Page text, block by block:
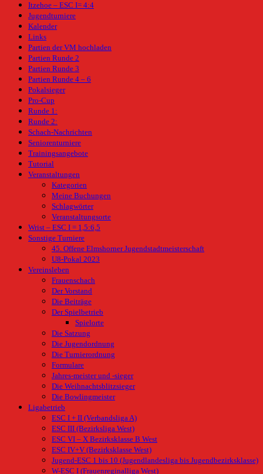
Itzehoe – ESC I= 4:4
Jugendturniere
Kalender
Links
Partien der VM hochladen
Partien Runde 2
Partien Runde 3
Partien Runde 4 – 6
Pokalsieger
Pro-Cup
Runde 1:
Runde 2:
Schach-Nachrichten
Seniorenturniere
Trainingsangebote
Tutorial
Veranstaltungen
Kategorien
Meine Buchungen
Schlagwörter
Veranstaltungsorte
Wrist – ESC I = 1,5:6,5
Sonstige Turniere
45. Offene Elmshorner Jugendstadtmeisterschaft
U8-Pokal 2023
Vereinsleben
Frauenschach
Der Vorstand
Die Beiträge
Der Spielbetrieb
Spielorte
Die Satzung
Die Jugendordnung
Die Turnierordnung
Formulare
Jahres-meister und -sieger
Die Weihnachtsblitzsieger
Die Bowlingmeister
Ligabetrieb
ESC I + II (Verbandsliga A)
ESC III (Bezirksliga West)
ESC VI – X Bezirksklasse B West
ESC IV+V (Bezirksklasse West)
Jugend-ESC 1 bis 10 (Jugendlandesliga bis Jugendbezirksklasse)
W-ESC I (Frauenreginalliga West)